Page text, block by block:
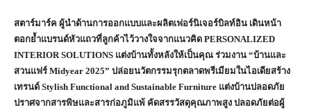
สตาร์มาร์ค ผู้นำด้านการออกแบบและผลิตเฟอร์นิเจอร์บิลท์อิน เดินหน้า
ตอกย้ำแบรนด์หัวแถวที่ลูกค้าไว้วางใจจากแนวคิด PERSONALIZED
INTERIOR SOLUTIONS แต่งบ้านทั้งหลังให้เป็นคุณ ร่วมงาน “บ้านและ
สวนแฟร์ Midyear 2025” ปล่อยนวัตกรรมรุกตลาดพรีเมียมในไอเดียสร้าง
เทรนด์ Stylish Functional and Sustainable Furniture แต่งบ้านปลอดภัย
ปราศจากสารพิษและสารก่อภูมิแพ้ คัดสรรวัสดุคุณภาพสูง ปลอดภัยต่อผู้